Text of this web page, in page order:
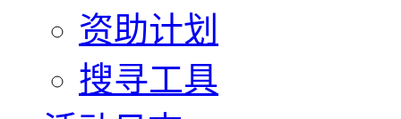
资助计划
搜寻工具